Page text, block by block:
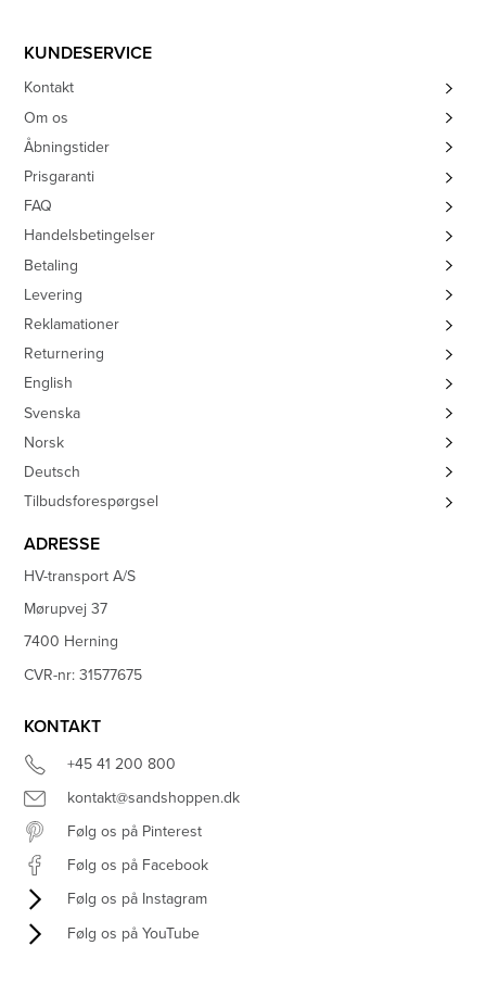
KUNDESERVICE
Kontakt
Om os
Åbningstider
Prisgaranti
FAQ
Handelsbetingelser
Betaling
Levering
Reklamationer
Returnering
English
Svenska
Norsk
Deutsch
Tilbudsforespørgsel
ADRESSE
HV-transport A/S
Mørupvej 37
7400 Herning
CVR-nr: 31577675
KONTAKT
+45 41 200 800
kontakt@sandshoppen.dk
Følg os på Pinterest
Følg os på Facebook
Følg os på Instagram
Følg os på YouTube